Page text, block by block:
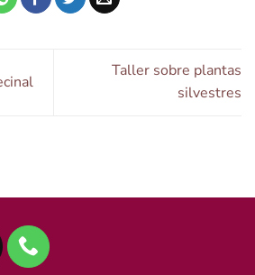
Taller sobre plantas
silvestres